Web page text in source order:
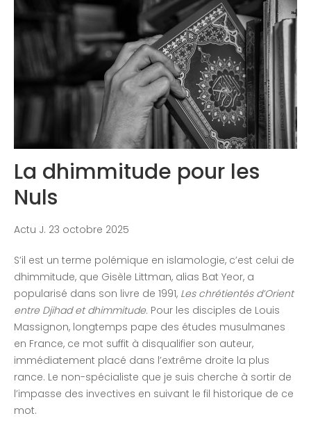
Congrès 2019
Congrès 2020
La dhimmitude pour les
Nuls
Actu J. 23 octobre 2025
S’il est un terme polémique en islamologie, c’est celui de
dhimmitude, que Gisèle Littman, alias Bat Yeor, a
popularisé dans son livre de 1991, Les chrétientés d’Orient
entre Djihad et dhimmitude. Pour les disciples de Louis
Massignon, longtemps pape des études musulmanes
en France, ce mot suffit à disqualifier son auteur,
immédiatement placé dans l’extrême droite la plus
rance. Le non-spécialiste que je suis cherche à sortir de
l’impasse des invectives en suivant le fil historique de ce
mot.